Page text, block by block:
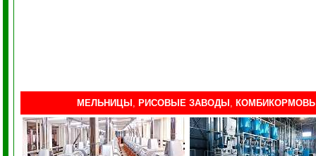
МЕЛЬНИЦЫ , РИСОВЫЕ ЗАВОДЫ ,